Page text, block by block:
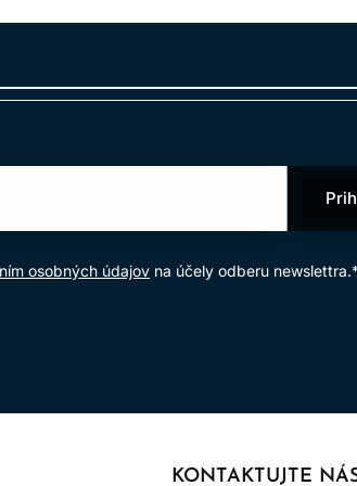
prirodzeného prechodu medzi farbami. Bez
osobných údajov na účely odberu newslettra.*
KONTAKTUJTE